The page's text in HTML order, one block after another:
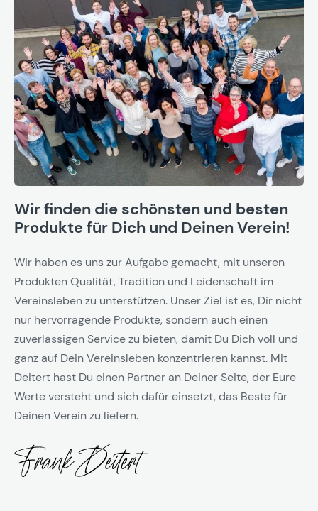
Wir finden die schönsten und besten
Produkte für Dich und Deinen Verein!
Wir haben es uns zur Aufgabe gemacht, mit unseren
Produkten Qualität, Tradition und Leidenschaft im
Vereinsleben zu unterstützen. Unser Ziel ist es, Dir nicht
nur hervorragende Produkte, sondern auch einen
zuverlässigen Service zu bieten, damit Du Dich voll und
ganz auf Dein Vereinsleben konzentrieren kannst. Mit
Deitert hast Du einen Partner an Deiner Seite, der Eure
Werte versteht und sich dafür einsetzt, das Beste für
Deinen Verein zu liefern.